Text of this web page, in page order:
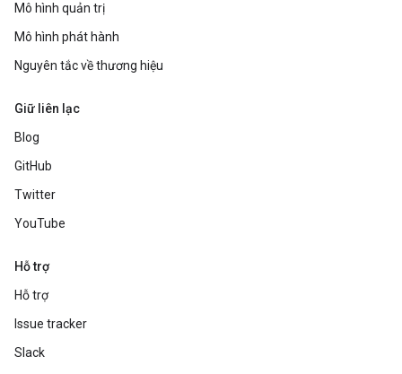
Mô hình quản trị
Mô hình phát hành
Nguyên tắc về thương hiệu
Giữ liên lạc
Blog
GitHub
Twitter
YouTube
Hỗ trợ
Hỗ trợ
Issue tracker
Slack